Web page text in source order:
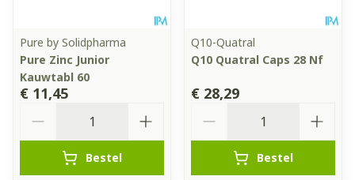
Pure by Solidpharma
Pure Zinc Junior
Kauwtabl 60
€ 11,45
Bestel
Q10-Quatral
Q10 Quatral Caps 28 Nf
€ 28,29
Bestel